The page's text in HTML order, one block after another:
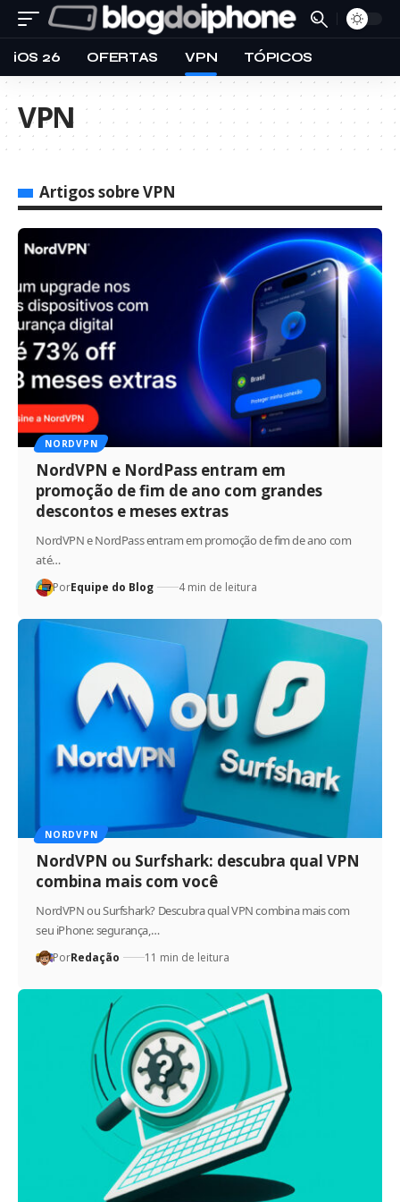
iOS 26 OFERTAS VPN TÓPICOS
VPN
Artigos sobre VPN
NORDVPN
NordVPN e NordPass entram em
promoção de fim de ano com grandes
descontos e meses extras
NordVPN e NordPass entram em promoção de fim de ano com
até…
PorEquipe do Blog 4 min de leitura
NORDVPN
NordVPN ou Surfshark: descubra qual VPN
combina mais com você
NordVPN ou Surfshark? Descubra qual VPN combina mais com
seu iPhone: segurança,…
PorRedação 11 min de leitura